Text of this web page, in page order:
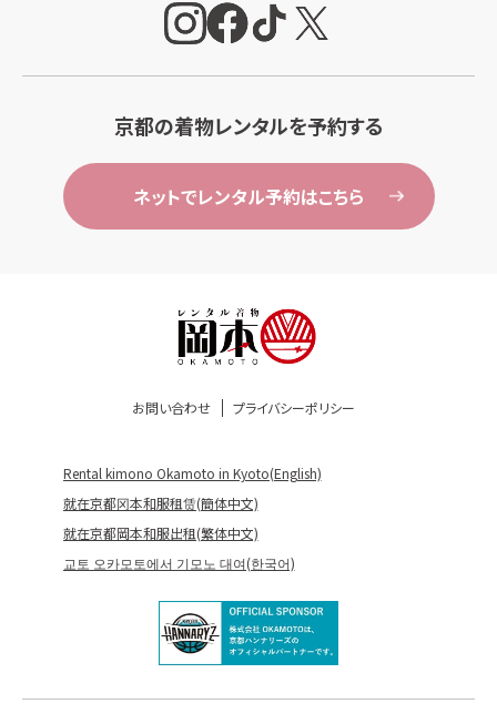
京都の着物レンタルを予約する
ネットでレンタル予約はこちら
お問い合わせ プライバシーポリシー
Rental kimono Okamoto in Kyoto(English)
就在京都冈本和服租赁(簡体中文)
就在京都岡本和服出租(繁体中文)
교토 오카모토에서 기모노 대여(한국어)